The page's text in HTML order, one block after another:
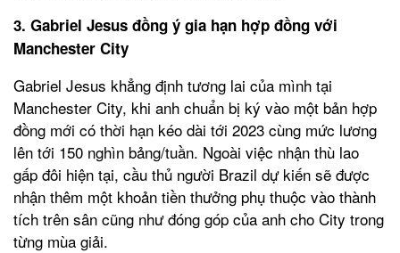
3. Gabriel Jesus đồng ý gia hạn hợp đồng với
Manchester City
Gabriel Jesus khẳng định tương lai của mình tại
Manchester City, khi anh chuẩn bị ký vào một bản hợp
đồng mới có thời hạn kéo dài tới 2023 cùng mức lương
lên tới 150 nghìn bảng/tuần. Ngoài việc nhận thù lao
gấp đôi hiện tại, cầu thủ người Brazil dự kiến sẽ được
nhận thêm một khoản tiền thưởng phụ thuộc vào thành
tích trên sân cũng như đóng góp của anh cho City trong
từng mùa giải.